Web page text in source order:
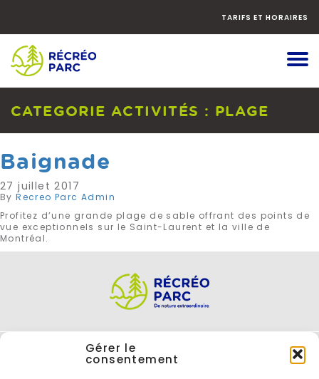
Gérer le
consentement
vers
bas
TARIFS ET HORAIRES
CATEGORIE ACTIVITÉS : PLAGE
Baignade
27 juillet 2017
ByRecreo Parc Admin
Profitez d’une grande plage de sable offrant des points de
vue exceptionnels sur le Saint-Laurent et la ville de
Montréal.